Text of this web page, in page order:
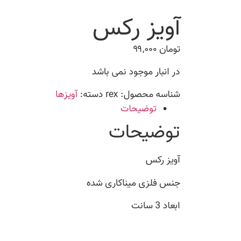
آویز رکس
تومان
در انبار موجود نمی باشد
شناسه محصول: rex دسته:آویزها
توضیحات
توضیحات
آویز رکس
جنس فلزی میناکاری شده
ابعاد 3 سانت